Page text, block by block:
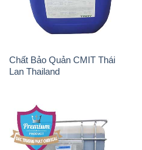
Chất Bảo Quản CMIT Thái
Lan Thailand